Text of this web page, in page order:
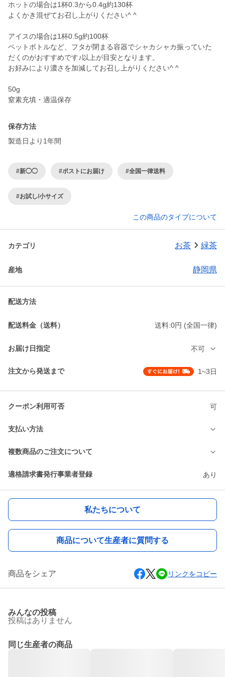
ホットの場合は1杯0.3から0.4g約130杯
よくかき混ぜてお召し上がりください^ ^
アイスの場合は1杯0.5g約100杯
ペットボトルなど、フタが閉まる容器でシャカシャカ振っていた
だくのがおすすめです♪以上が目安となります。
お好みにより濃さを加減してお召し上がりください^ ^
50g
窒素充填・適温保存
保存方法
製造日より1年間
#新◯◯ #ポストにお届け #全国一律送料
#お試し/小サイズ
この商品のタイプについて
カテゴリ お茶 緑茶
産地 静岡県
配送方法
配送料金（送料） 送料:0円 (全国一律)
お届け日指定 不可
注文から発送まで 1~3日
クーポン利用可否 可
支払い方法
複数商品のご注文について
適格請求書発行事業者登録 あり
私たちについて
商品について生産者に質問する
商品をシェア リンクをコピー
みんなの投稿
投稿はありません
同じ生産者の商品